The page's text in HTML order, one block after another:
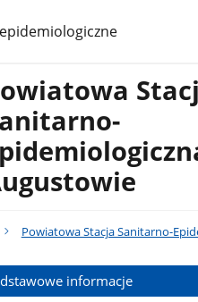
Powiatowa Stacja Sanitarno-
informacje